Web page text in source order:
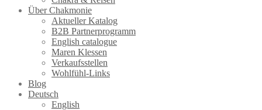
Über Chakmonie
Aktueller Katalog
B2B Partnerprogramm
English catalogue
Maren Klessen
Verkaufsstellen
Wohlfühl-Links
Blog
Deutsch
English